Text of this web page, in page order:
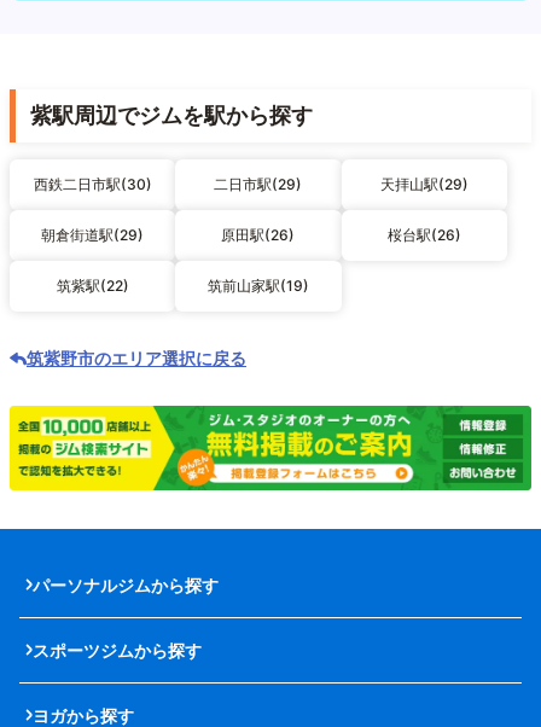
紫駅周辺でジムを駅から探す
西鉄二日市駅(30) 二日市駅(29) 天拝山駅(29)
朝倉街道駅(29) 原田駅(26) 桜台駅(26)
筑紫駅(22) 筑前山家駅(19)
筑紫野市のエリア選択に戻る
パーソナルジムから探す
スポーツジムから探す
ヨガから探す